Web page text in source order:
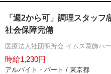
「週2から可」調理スタッ
社会保障完備
医療法人社団明芳会 イムス葛飾ハ
時給1,230円
アルバイト・パート / 東京都